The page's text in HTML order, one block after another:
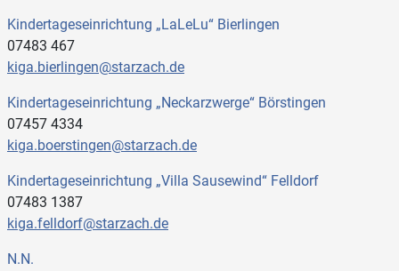
Kindertageseinrichtung „LaLeLu“ Bierlingen
07483 467
kiga.bierlingen@starzach.de
Kindertageseinrichtung „Neckarzwerge“ Börstingen
07457 4334
kiga.boerstingen@starzach.de
Kindertageseinrichtung „Villa Sausewind“ Felldorf
07483 1387
kiga.felldorf@starzach.de
N.N.